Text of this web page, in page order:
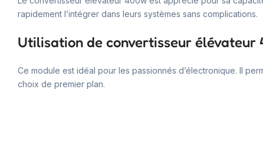
rapidement l’intégrer dans leurs systèmes sans complications.
Utilisation de convertisseur élévateur
Ce module est idéal pour les passionnés d’électronique. Il
choix de premier plan.